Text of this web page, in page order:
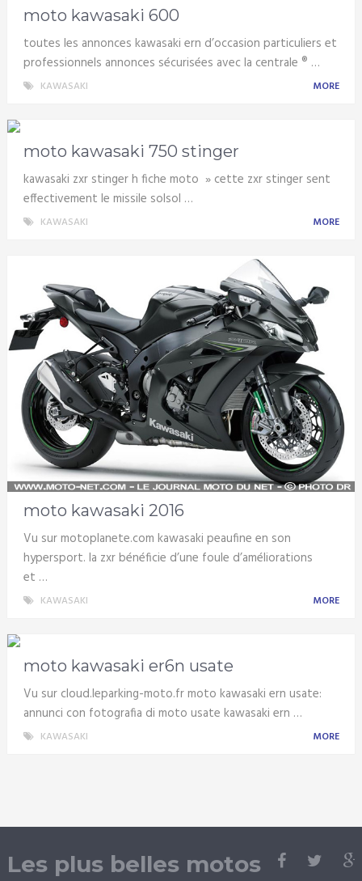
moto kawasaki 600
toutes les annonces kawasaki ern d’occasion particuliers et
professionnels annonces sécurisées avec la centrale ® …
KAWASAKI MORE
moto kawasaki 750 stinger
kawasaki zxr stinger h fiche moto » cette zxr stinger sent
effectivement le missile solsol …
KAWASAKI MORE
moto kawasaki 2016
Vu sur motoplanete.com kawasaki peaufine en son
hypersport. la zxr bénéficie d’une foule d’améliorations
et …
KAWASAKI MORE
moto kawasaki er6n usate
Vu sur cloud.leparking-moto.fr moto kawasaki ern usate:
annunci con fotografia di moto usate kawasaki ern …
KAWASAKI MORE
Les plus belles motos